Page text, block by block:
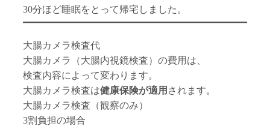
30分ほど睡眠をとって帰宅しました。
大腸カメラ検査代
大腸カメラ（大腸内視鏡検査）の費用は、
検査内容によって変わります。
大腸カメラ検査は健康保険が適用 されます。
大腸カメラ検査（観察のみ）
3割負担の場合